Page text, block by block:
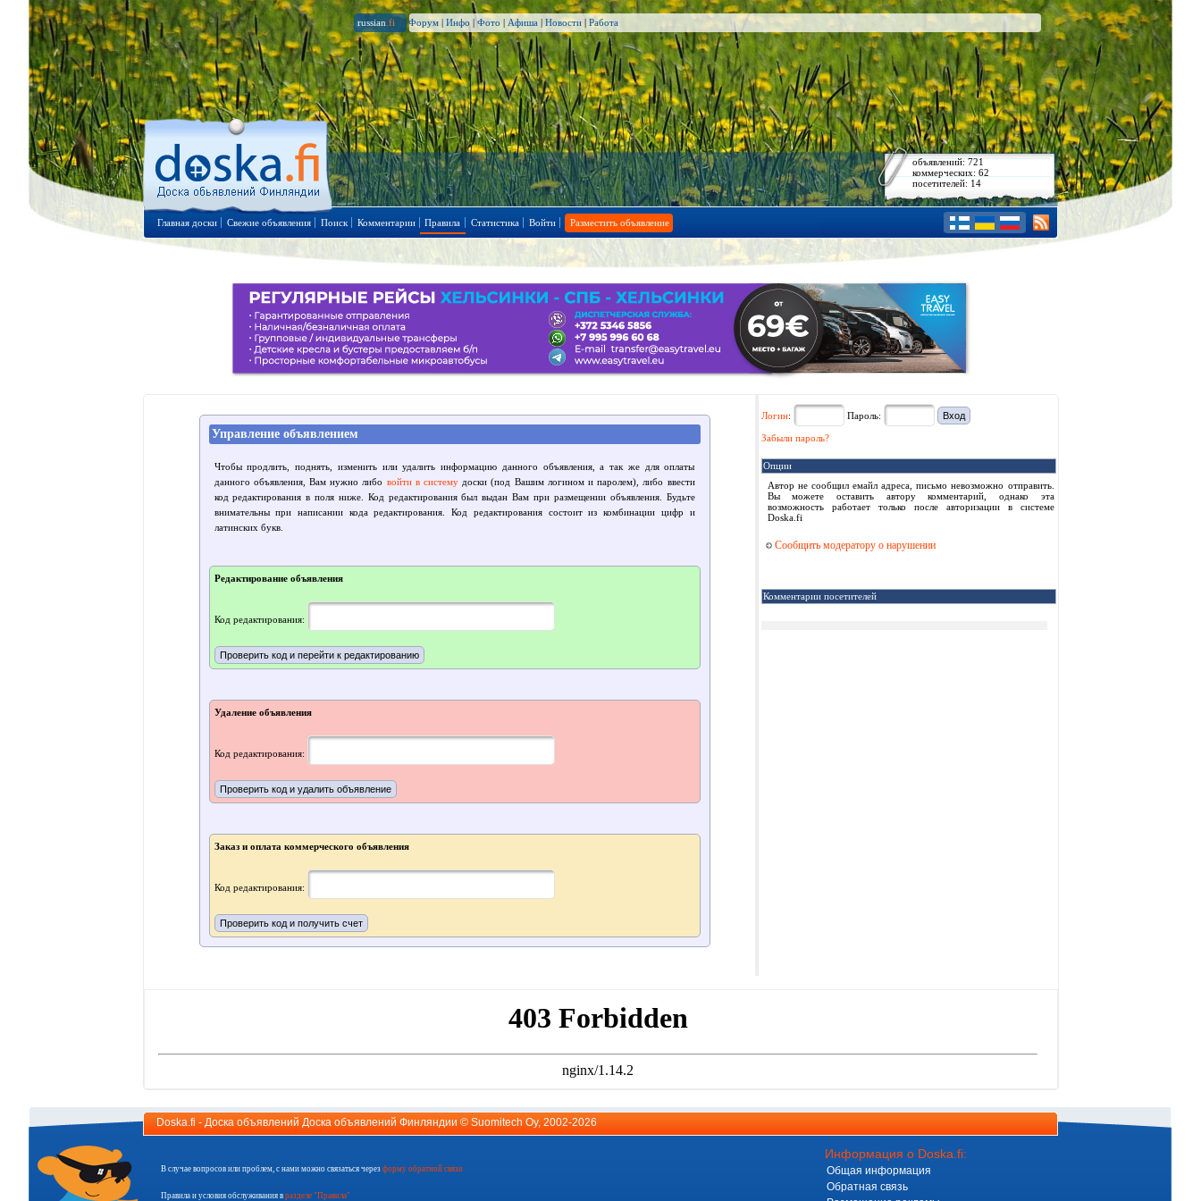
russian .fi Форум | Инфо | Фото | Афиша | Новости | Работа
объявлений: 721
коммерческих: 62
посетителей: 14
Главная доски Свежие объявления Поиск Комментарии Правила Статистика Войти Разместить объявление
Управление объявлением
Чтобы продлить, поднять, изменить или удалить информацию данного объявления, а так же для оплаты
данного объявления, Вам нужно либо войти в системудоски (под Вашим логином и паролем), либо ввести
код редактирования в поля ниже. Код редактирования был выдан Вам при размещении объявления. Будьте
внимательны при написании кода редактирования. Код редактирования состоит из комбинации цифр и
латинских букв.
Редактирование объявления
Код редактирования:
Удаление объявления
Код редактирования:
Заказ и оплата коммерческого объявления
Код редактирования:
Логин: Пароль:
Забыли пароль?
Опции
Автор не сообщил емайл адреса, письмо невозможно отправить.
Вы можете оставить автору комментарий, однако эта
возможность работает только после авторизации в системе
Doska.fi
Сообщить модератору о нарушении
Комментарии посетителей
Doska.fi - Доска объявлений Доска объявлений Финляндии © Suomitech Oy, 2002-2026
В случае вопросов или проблем, с нами можно связаться через форму обратной связи
Правила и условия обслуживания в разделе "Правила"
Информация о Doska.fi:
Общая информация
Обратная связь